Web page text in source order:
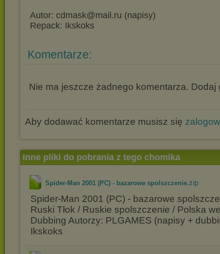
Autor: cdmask@mail.ru (napisy)
Repack: Ikskoks
Komentarze:
Nie ma jeszcze żadnego komentarza. Dodaj
Aby dodawać komentarze musisz się
Inne pliki do pobrania z tego chomika
Spider-Man 2001 (PC) - bazarowe spolszczenie.zip
Spider-Man 2001 (PC) - bazarowe
Ruski Tłok / Ruskie spolszczenie / Polska
Dubbing Autorzy: PLGAMES (napisy +
Ikskoks